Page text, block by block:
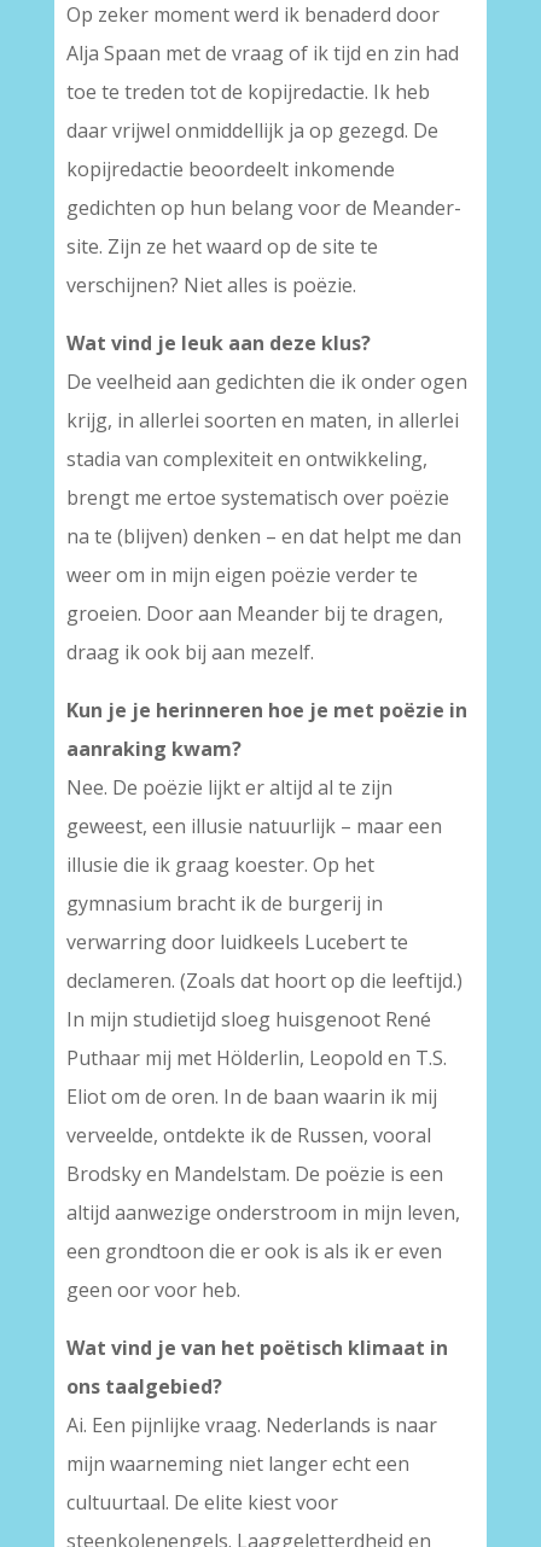
Op zeker moment werd ik benaderd door
Alja Spaan met de vraag of ik tijd en zin had
toe te treden tot de kopijredactie. Ik heb
daar vrijwel onmiddellijk ja op gezegd. De
kopijredactie beoordeelt inkomende
gedichten op hun belang voor de Meander-
site. Zijn ze het waard op de site te
verschijnen? Niet alles is poëzie.
Wat vind je leuk aan deze klus?
De veelheid aan gedichten die ik onder ogen
krijg, in allerlei soorten en maten, in allerlei
stadia van complexiteit en ontwikkeling,
brengt me ertoe systematisch over poëzie
na te (blijven) denken – en dat helpt me dan
weer om in mijn eigen poëzie verder te
groeien. Door aan Meander bij te dragen,
draag ik ook bij aan mezelf.
Kun je je herinneren hoe je met poëzie in
aanraking kwam?
Nee. De poëzie lijkt er altijd al te zijn
geweest, een illusie natuurlijk – maar een
illusie die ik graag koester. Op het
gymnasium bracht ik de burgerij in
verwarring door luidkeels Lucebert te
declameren. (Zoals dat hoort op die leeftijd.)
In mijn studietijd sloeg huisgenoot René
Puthaar mij met Hölderlin, Leopold en T.S.
Eliot om de oren. In de baan waarin ik mij
verveelde, ontdekte ik de Russen, vooral
Brodsky en Mandelstam. De poëzie is een
altijd aanwezige onderstroom in mijn leven,
een grondtoon die er ook is als ik er even
geen oor voor heb.
Wat vind je van het poëtisch klimaat in
ons taalgebied?
Ai. Een pijnlijke vraag. Nederlands is naar
mijn waarneming niet langer echt een
cultuurtaal. De elite kiest voor
steenkolenengels. Laaggeletterdheid en